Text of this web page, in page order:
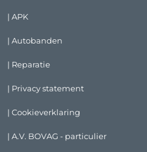
| APK
| Autobanden
| Reparatie
| Privacy statement
| Cookieverklaring
| A.V. BOVAG - particulier